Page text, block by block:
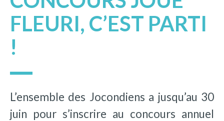
FLEURI, C’EST PARTI
!
L’ensemble des Jocondiens a jusqu’au 30
juin pour s’inscrire au concours annuel